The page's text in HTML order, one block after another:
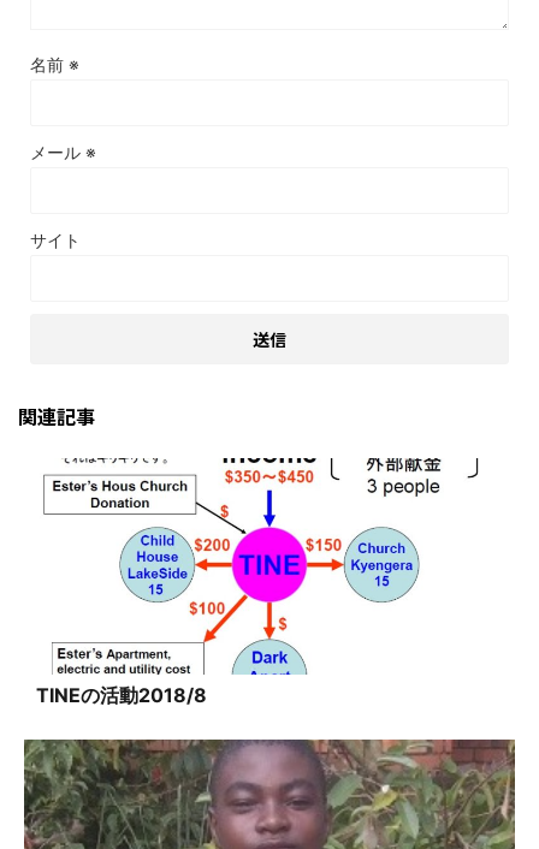
名前 ※
メール ※
サイト
関連記事
TINEの活動2018/8